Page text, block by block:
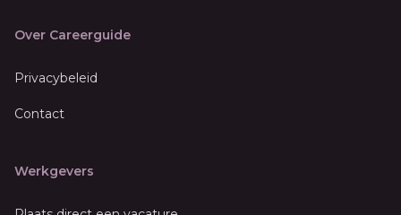
Over Careerguide
Privacybeleid
Contact
Werkgevers